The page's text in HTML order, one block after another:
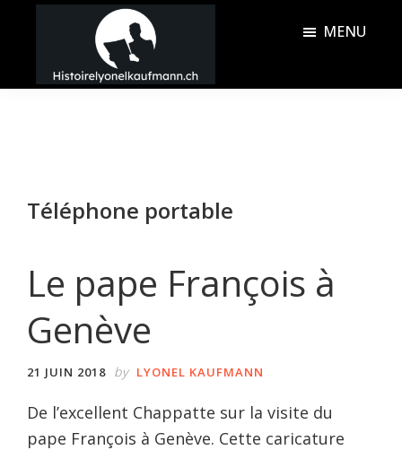
principal
barreHistoire
MENU
Téléphone portable
Le pape François à
Genève
21 JUIN 2018 by LYONEL KAUFMANN
De l’excellent Chappatte sur la visite du
pape François à Genève. Cette caricature